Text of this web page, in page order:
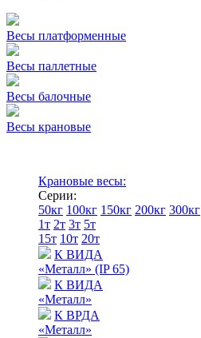
Весы платформенные
Весы паллетные
Весы балочные
Весы крановые
Крановые весы:
Серии:
50кг 100кг 150кг 200кг 300кг
1т 2т 3т 5т
15т 10т 20т
К ВИДА
«Металл» (IP 65)
К ВИДА
«Металл»
К ВРДА
«Металл»